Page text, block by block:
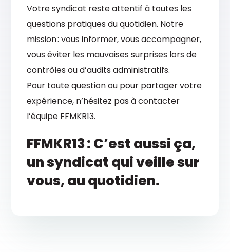
Votre syndicat reste attentif à toutes les
questions pratiques du quotidien. Notre
mission : vous informer, vous accompagner,
vous éviter les mauvaises surprises lors de
contrôles ou d’audits administratifs.
Pour toute question ou pour partager votre
expérience, n’hésitez pas à contacter
l’équipe FFMKR13.
FFMKR13 : C’est aussi ça,
un syndicat qui veille sur
vous, au quotidien.